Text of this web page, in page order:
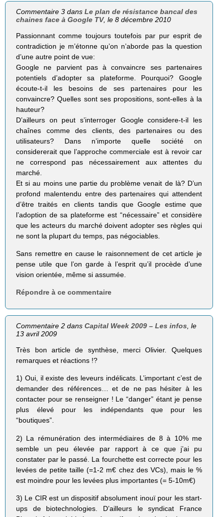
Commentaire 3 dansLe plan de résistance bancal des
chaines face à Google TV, le 8 décembre 2010
Passionnant comme toujours toutefois par pur esprit de
contradiction je m’étonne qu’on n’aborde pas la question
d’une autre point de vue:
Google ne parvient pas à convaincre ses partenaires
potentiels d’adopter sa plateforme. Pourquoi? Google
écoute-t-il les besoins de ses partenaires pour les
convaincre? Quelles sont ses propositions, sont-elles à la
hauteur?
D’ailleurs on peut s’interroger Google considere-t-il les
chaînes comme des clients, des partenaires ou des
utilisateurs? Dans n’importe quelle société on
considererait que l’approche commerciale est à revoir car
ne correspond pas nécessairement aux attentes du
marché.
Et si au moins une partie du problème venait de là? D’un
profond malentendu entre des partenaires qui attendent
d’être traités en clients tandis que Google estime que
l’adoption de sa plateforme est “nécessaire” et considère
que les acteurs du marché doivent adopter ses règles qui
ne sont la plupart du temps, pas négociables.
Sans remettre en cause le raisonnement de cet article je
pense utile que l’on garde à l’esprit qu’il procède d’une
vision orientée, même si assumée.
Répondre à ce commentaire
Commentaire 2 dansCapital Week 2009 – Les infos, le
13 avril 2009
Très bon article de synthèse, merci Olivier. Quelques
remarques et réactions !?
1) Oui, il existe des leveurs indélicats. L’important c’est de
demander des références… et de ne pas hésiter à les
contacter pour se renseigner ! Le “danger” étant je pense
plus élevé pour les indépendants que pour les
“boutiques”.
2) La rémunération des intermédiaires de 8 à 10% me
semble un peu élevée par rapport à ce que j’ai pu
constater par le passé. La fourchette est correcte pour les
levées de petite taille (=1-2 m€ chez des VCs), mais le %
est moindre pour les levées plus importantes (= 5-10m€)
3) Le CIR est un dispositif absolument inouï pour les start-
ups de biotechnologies. D’ailleurs le syndicat France